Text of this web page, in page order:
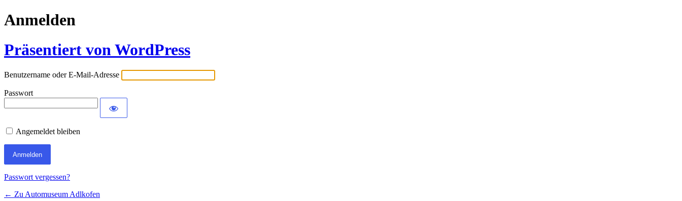
Anmelden
Präsentiert von WordPress
Benutzername oder E-Mail-Adresse
Passwort
Angemeldet bleiben
Passwort vergessen?
← Zu Automuseum Adlkofen